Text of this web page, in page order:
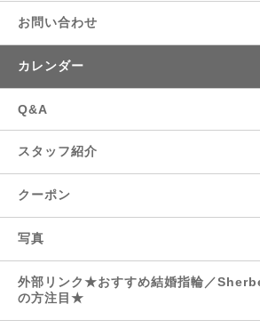
お問い合わせ
カレンダー
Q&A
スタッフ紹介
クーポン
写真
外部リンク★おすすめ結婚指輪／
の方注目★